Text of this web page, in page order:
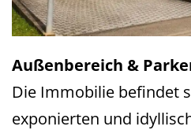
Außenbereich &
Die Immobilie befindet
exponierten und